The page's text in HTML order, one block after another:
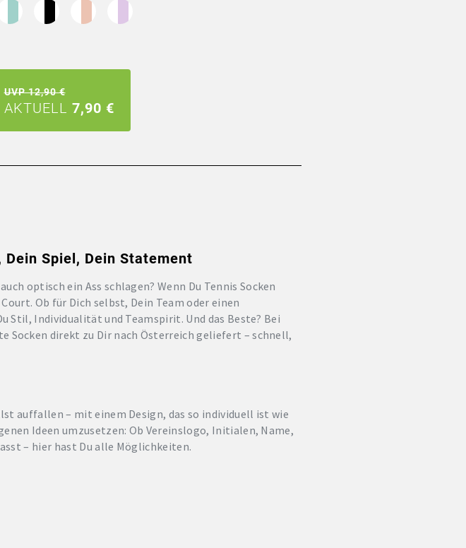
UVP 12,90 €
AKTUELL 7,90 €
Spiel, Dein Statement
optisch ein Ass schlagen? Wenn Du Tennis Socken
Ob für Dich selbst, Dein Team oder einen
Stil, Individualität und Teamspirit. Und das Beste? Bei
direkt zu Dir nach Österreich geliefert – schnell,
auffallen – mit einem Design, das so individuell ist wie
Ideen umzusetzen: Ob Vereinslogo, Initialen, Name,
– hier hast Du alle Möglichkeiten.